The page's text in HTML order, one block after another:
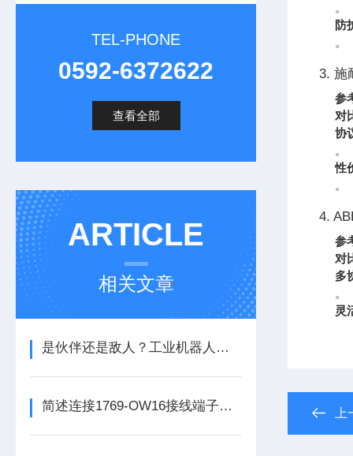
TEL-PHONE
0592-6372622
查看全部
ARTICLE
相关文章
是伙伴还是敌人？工业机器人的未来之路
简述连接1769-OW16接线端子所需要注意的事项
。
防
。
3. 施
参
对
协
。
性
。
4.
参
对
多
。
灵